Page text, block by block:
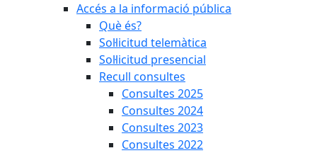
Accés a la informació pública
Què és?
Sol·licitud telemàtica
Sol·licitud presencial
Recull consultes
Consultes 2025
Consultes 2024
Consultes 2023
Consultes 2022